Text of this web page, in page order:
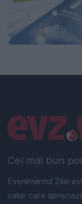
Cel mai bun
Evenimentul Zilei
celor care
Linkuri utile